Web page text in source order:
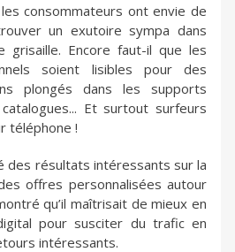
consommateurs ont envie de
un exutoire sympa dans
grisaille. Encore faut-il que les
soient lisibles pour des
plongés dans les supports
Et surtout surfeurs
téléphone !
des résultats intéressants sur la
offres personnalisées autour
qu’il maîtrisait de mieux en
pour susciter du trafic en
intéressants.